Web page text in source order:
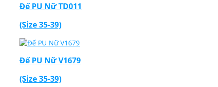
Đế PU Nữ TD011
(Size 35-39)
Đế PU Nữ V1679
(Size 35-39)